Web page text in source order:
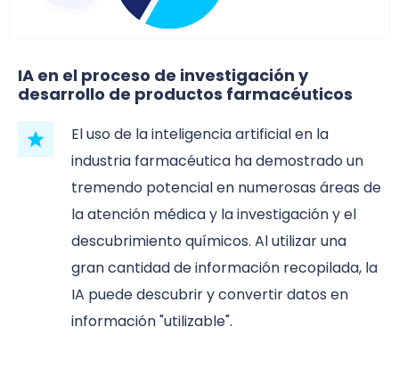
IA en el proceso de investigación y
desarrollo de productos farmacéuticos
El uso de la inteligencia artificial en la
industria farmacéutica ha demostrado un
tremendo potencial en numerosas áreas de
la atención médica y la investigación y el
descubrimiento químicos. Al utilizar una
gran cantidad de información recopilada, la
IA puede descubrir y convertir datos en
información "utilizable".